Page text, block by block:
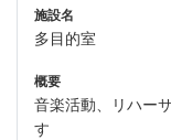
施設名
多目的室
概要
音楽活動、リハー
す